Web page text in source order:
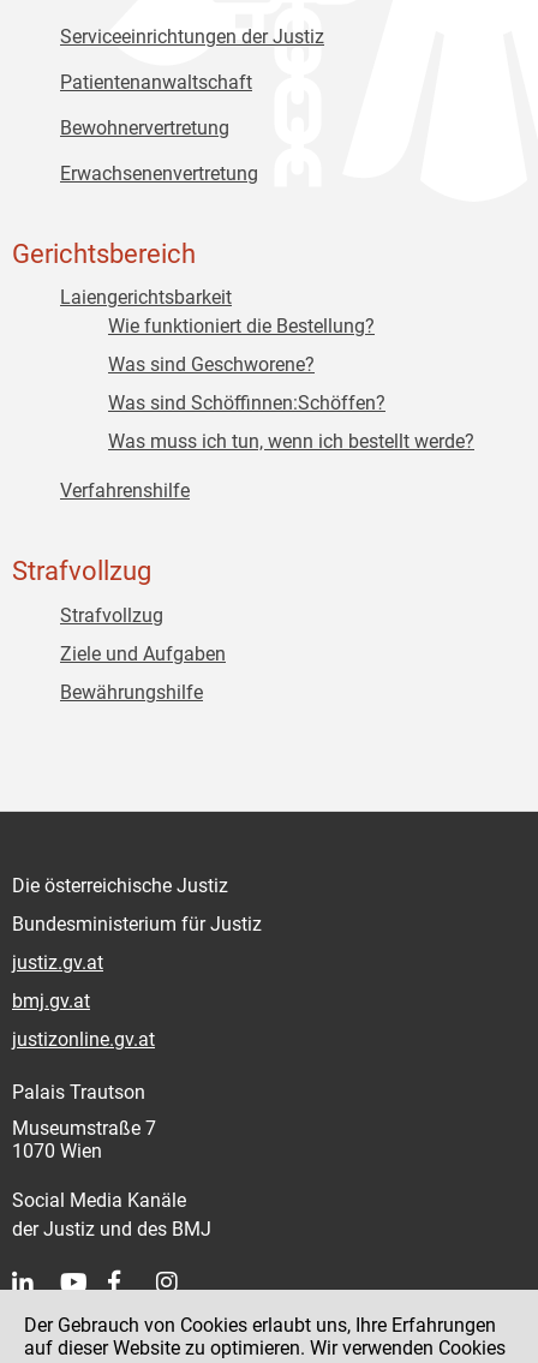
Serviceeinrichtungen der Justiz
Patientenanwaltschaft
Bewohnervertretung
Erwachsenenvertretung
Gerichtsbereich
Laiengerichtsbarkeit
Wie funktioniert die Bestellung?
Was sind Geschworene?
Was sind Schöffinnen:Schöffen?
Was muss ich tun, wenn ich bestellt werde?
Verfahrenshilfe
Strafvollzug
Strafvollzug
Ziele und Aufgaben
Bewährungshilfe
Die österreichische Justiz
Bundesministerium für Justiz
justiz.gv.at
bmj.gv.at
justizonline.gv.at
Palais Trautson
Museumstraße 7
1070 Wien
Social Media Kanäle
der Justiz und des BMJ
Kontakt
Der Gebrauch von Cookies erlaubt uns, Ihre Erfahrungen
auf dieser Website zu optimieren. Wir verwenden Cookies